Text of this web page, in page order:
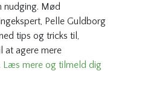
nudging. Mød
Pelle Guldborg
tips og tricks til,
at agere mere
Læs mere og tilmeld dig